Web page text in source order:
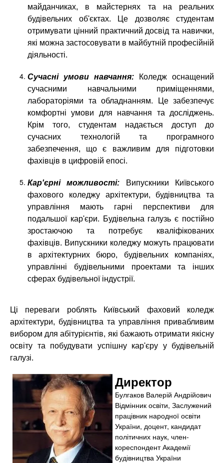
майданчиках, в майстернях та на реальних
будівельних об'єктах. Це дозволяє студентам
отримувати цінний практичний досвід та навички,
які можна застосовувати в майбутній професійній
діяльності.
Сучасні умови навчання: Коледж оснащений
сучасними навчальними приміщеннями,
лабораторіями та обладнанням. Це забезпечує
комфортні умови для навчання та досліджень.
Крім того, студентам надається доступ до
сучасних технологій та програмного
забезпечення, що є важливим для підготовки
фахівців в цифровій епосі.
Кар'єрні можливості: Випускники Київського
фахового коледжу архітектури, будівництва та
управління мають гарні перспективи для
подальшої кар'єри. Будівельна галузь є постійно
зростаючою та потребує кваліфікованих
фахівців. Випускники коледжу можуть працювати
в архітектурних бюро, будівельних компаніях,
управлінні будівельними проектами та інших
сферах будівельної індустрії.
Ці переваги роблять Київський фаховий коледж
архітектури, будівництва та управління привабливим
вибором для абітурієнтів, які бажають отримати якісну
освіту та побудувати успішну кар'єру у будівельній
галузі.
Директор
Булгаков Валерій Андрійович
Відмінник освіти, Заслужений
працівник народної освіти
України, доцент, кандидат
політичних наук, член-
кореспондент Академії
будівництва України